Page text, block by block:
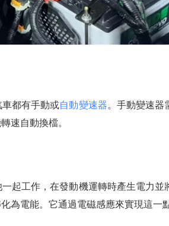
都有手動或自動變速器。手動變速器
速自動換檔。
起工作，在發動機運轉時產生電力並
為電能。它通過電磁感應來實現這一點